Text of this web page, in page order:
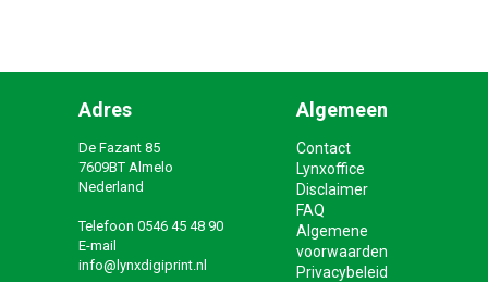
Adres
De Fazant 85
7609BT Almelo
Nederland
Telefoon 0546 45 48 90
E-mail
info@lynxdigiprint.nl
Algemeen
Contact
Lynxoffice
Disclaimer
FAQ
Algemene
voorwaarden
Privacybeleid